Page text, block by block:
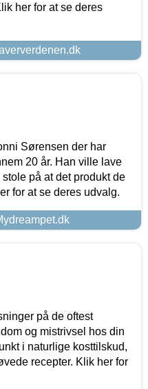
her for at se deres
Sørensen der har
20 år. Han ville lave
på at det produkt de
for at se deres udvalg.
på de oftest
og mistrivsel hos din
i naturlige kosttilskud,
recepter. Klik her for